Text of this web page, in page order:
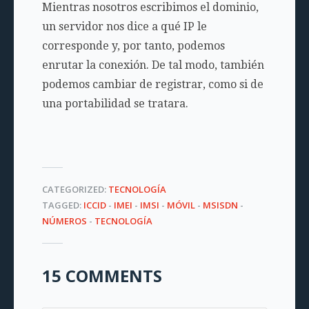
Mientras nosotros escribimos el dominio,
un servidor nos dice a qué IP le
corresponde y, por tanto, podemos
enrutar la conexión. De tal modo, también
podemos cambiar de registrar, como si de
una portabilidad se tratara.
CATEGORIZED: TECNOLOGÍA
TAGGED: ICCID- IMEI - IMSI - MÓVIL- MSISDN -
NÚMEROS - TECNOLOGÍA
15 COMMENTS